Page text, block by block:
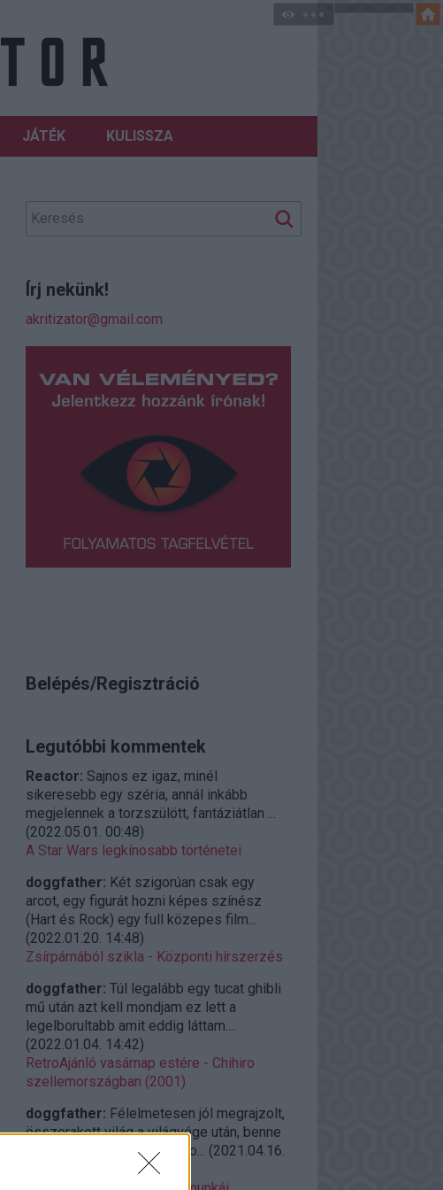
JÁTÉK KULISSZA
Írj nekünk!
akritizator@gmail.com
Belépés/Regisztráció
Legutóbbi kommentek
Reactor: Sajnos ez igaz, minél
sikeresebb egy széria, annál inkább
megjelennek a torzszülött, fantáziátlan ...
(2022.05.01. 00:48)
A Star Wars legkínosabb történetei
doggfather: Két szigorúan csak egy
arcot, egy figurát hozni képes színész
(Hart és Rock) egy full közepes film...
(2022.01.20. 14:48)
Zsírpárnából szikla - Központi hírszerzés
doggfather: Túl legalább egy tucat ghibli
mű után azt kell mondjam ez lett a
legelborultabb amit eddig láttam....
(2022.01.04. 14:42)
RetroAjánló vasárnap estére - Chihiro
szellemországban (2001)
doggfather: Félelmetesen jól megrajzolt,
összerakott világ a világvége után, benne
igazi élő emberekkel, és so... (2021.04.16.